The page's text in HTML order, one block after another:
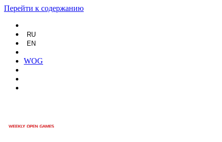
Перейти к содержанию
RU
EN
WOG